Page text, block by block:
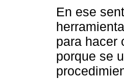
En ese
para hacer
porque se